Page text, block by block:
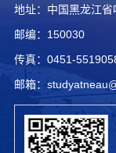
地址：中国黑龙江
邮编：150030
传真：0451-
邮箱：